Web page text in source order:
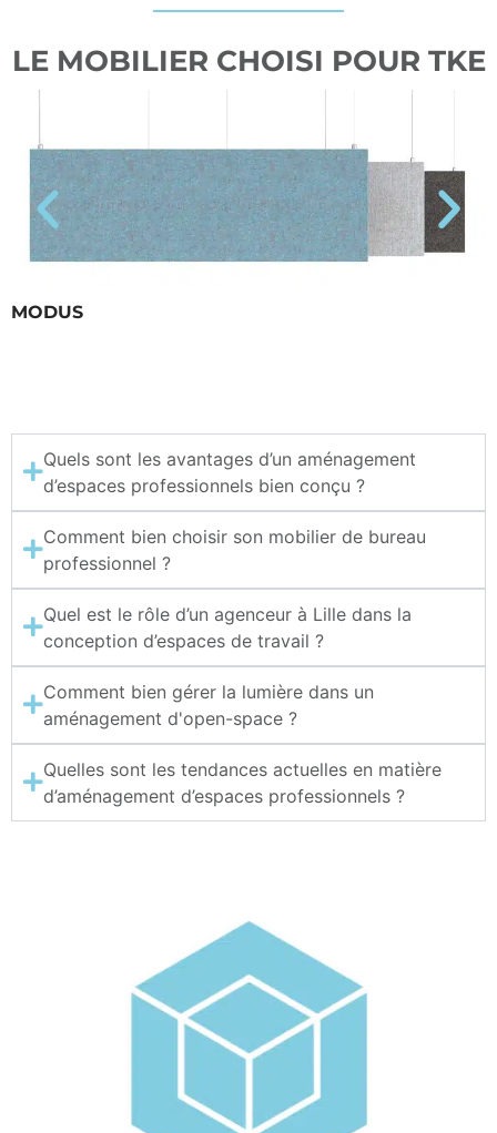
LE MOBILIER CHOISI POUR TKE
MODUS
Quels sont les avantages d’un aménagement
d’espaces professionnels bien conçu ?
Comment bien choisir son mobilier de bureau
professionnel ?
Quel est le rôle d’un agenceur à Lille dans la
conception d’espaces de travail ?
Comment bien gérer la lumière dans un
aménagement d'open-space ?
Quelles sont les tendances actuelles en matière
d’aménagement d’espaces professionnels ?